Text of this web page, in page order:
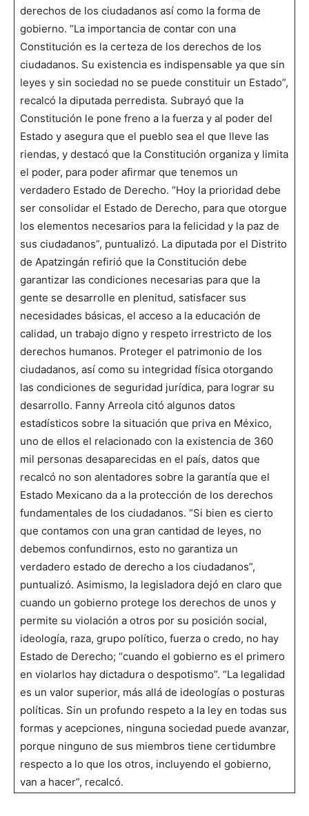
derechos de los ciudadanos así como la forma de
gobierno. “La importancia de contar con una
Constitución es la certeza de los derechos de los
ciudadanos. Su existencia es indispensable ya que sin
leyes y sin sociedad no se puede constituir un Estado”,
recalcó la diputada perredista. Subrayó que la
Constitución le pone freno a la fuerza y al poder del
Estado y asegura que el pueblo sea el que lleve las
riendas, y destacó que la Constitución organiza y limita
el poder, para poder afirmar que tenemos un
verdadero Estado de Derecho. “Hoy la prioridad debe
ser consolidar el Estado de Derecho, para que otorgue
los elementos necesarios para la felicidad y la paz de
sus ciudadanos”, puntualizó. La diputada por el Distrito
de Apatzingán refirió que la Constitución debe
garantizar las condiciones necesarias para que la
gente se desarrolle en plenitud, satisfacer sus
necesidades básicas, el acceso a la educación de
calidad, un trabajo digno y respeto irrestricto de los
derechos humanos. Proteger el patrimonio de los
ciudadanos, así como su integridad física otorgando
las condiciones de seguridad jurídica, para lograr su
desarrollo. Fanny Arreola citó algunos datos
estadísticos sobre la situación que priva en México,
uno de ellos el relacionado con la existencia de 360
mil personas desaparecidas en el país, datos que
recalcó no son alentadores sobre la garantía que el
Estado Mexicano da a la protección de los derechos
fundamentales de los ciudadanos. “Si bien es cierto
que contamos con una gran cantidad de leyes, no
debemos confundirnos, esto no garantiza un
verdadero estado de derecho a los ciudadanos”,
puntualizó. Asimismo, la legisladora dejó en claro que
cuando un gobierno protege los derechos de unos y
permite su violación a otros por su posición social,
ideología, raza, grupo político, fuerza o credo, no hay
Estado de Derecho; “cuando el gobierno es el primero
en violarlos hay dictadura o despotismo”. “La legalidad
es un valor superior, más allá de ideologías o posturas
políticas. Sin un profundo respeto a la ley en todas sus
formas y acepciones, ninguna sociedad puede avanzar,
porque ninguno de sus miembros tiene certidumbre
respecto a lo que los otros, incluyendo el gobierno,
van a hacer”, recalcó.